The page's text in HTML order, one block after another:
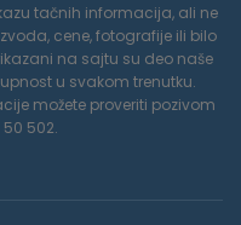
tačnih informacija, ali ne
cene, fotografije ili bilo
na sajtu su deo naše
u svakom trenutku.
možete proveriti pozivom
50 502.